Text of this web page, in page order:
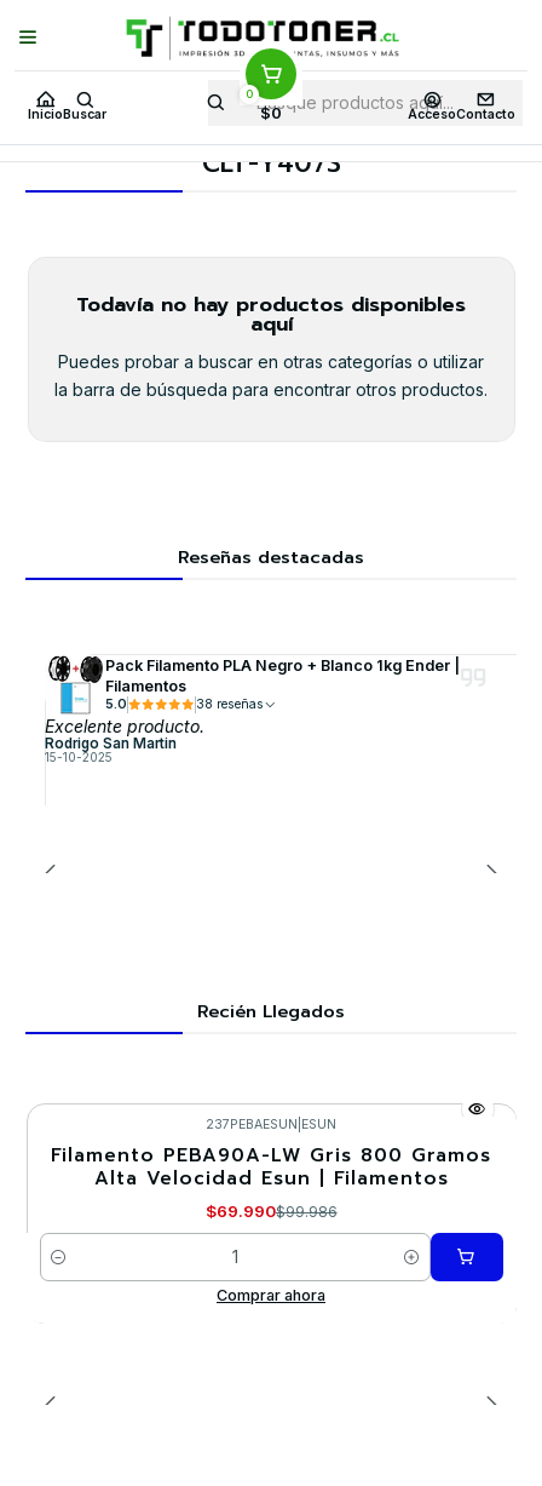
Inicio Buscar
0
$0 AccesoContacto
Puedes Elegir: Comprar enTienda· Despachoa Todo Chile · Retiro en
Tienda en24 Horas
Inicio Toner y tambor Toner Alternativo SAMSUNG
Insumos SAMSUNG
CLT-Y407S
Todavía no hay productos disponibles
aquí
Puedes probar a buscar en otras categorías o utilizar
la barra de búsqueda para encontrar otros productos.
Reseñas destacadas
Pack Filamento PLA Negro + Blanco 1kg Ender |
Filamentos
5.0 38 reseñas
Excelente producto.
Rodrigo San Martin
15-10-2025
Recién Llegados
-30%
237PEBAESUN ESUN
Filamento PEBA90A-LW Gris 800 Gramos
Alta Velocidad Esun | Filamentos
$69.990$99.986
Cantidad
Comprar ahora